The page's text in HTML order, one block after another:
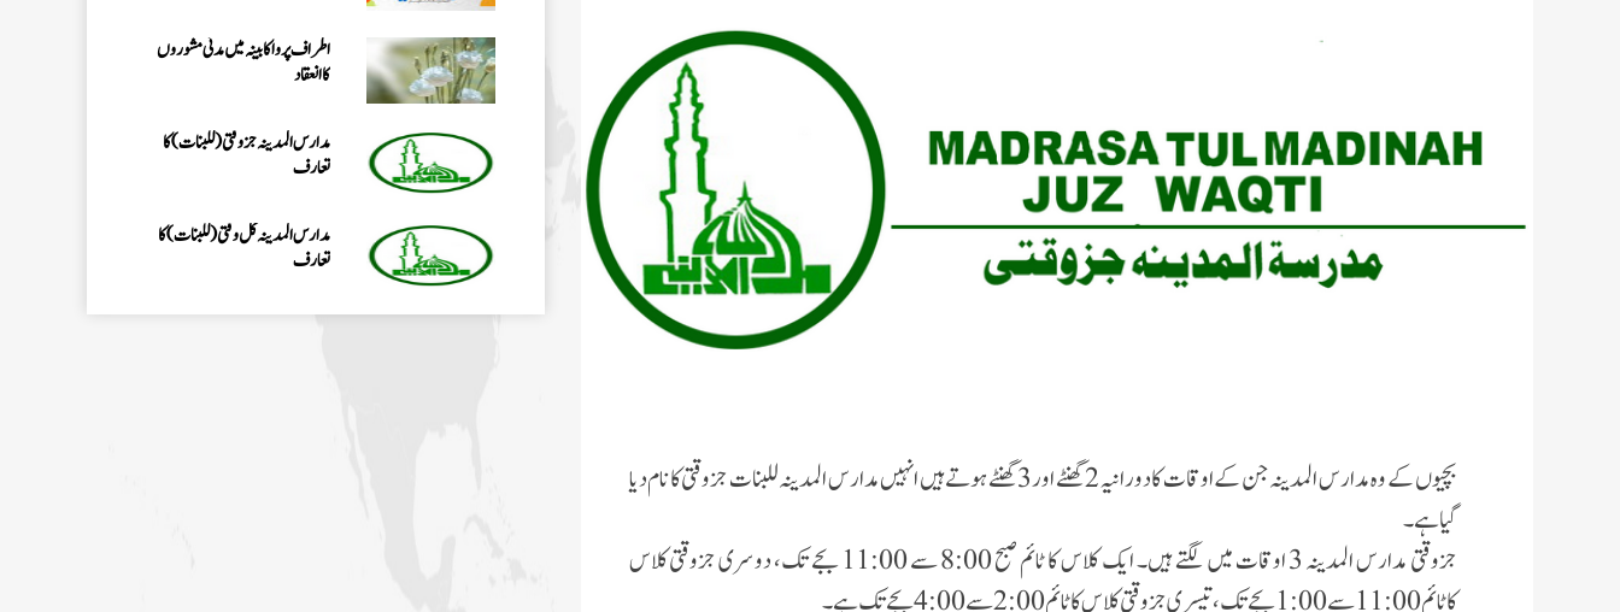
بچیوں کے وہ مدارس المدینہ جن کے اوقات کا دورانیہ 2 گھنٹے اور3 گھنٹے ہوتے ہیں انہیں مدارس المدینہ للبنات جزوقتی کا نام دیا
گیا ہے۔
جزوقتی مدارس المدینہ 3 اوقات میں لگتے ہیں۔ ایک کلاس کا ٹائم صبح 8:00 سے 11:00 بجے تک، دوسری جزوقتی کلاس
کاٹائم11:00 سے 1:00 بجے تک، تیسری جزوقتی کلاس کا ٹائم2:00سے4:00 بجے تک ہے۔
اطراف پرواکابینہ میں مدنی مشوروں
کاانعقاد
مدارس المدینہ جزوقتی (للبنات) کا
تعارف
مدارس المدینہ کل وقتی(للبنات)کا
تعارف
شعبہ مُدَرِّسہ کورس(للبنات) کا تعارف